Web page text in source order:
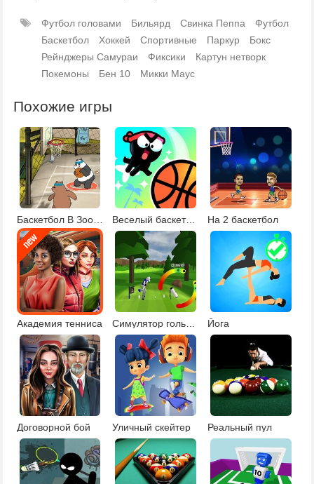
Футбол головами Бильярд Свинка Пеппа
Футбол
Баскетбол
Хоккей Спортивные Паркур
Бокс
Рейнджеры Самураи
Фиксики
Картун нетворк
Покемоны
Бен 10 Микки Маус
Похожие игры
Баскетбол В Зоопарке Веселый баскетбол 2 На 2 баскетбол
Академия тенниса Симулятор гольфа Йога
Договорной бой Уличный скейтер Реальный пул